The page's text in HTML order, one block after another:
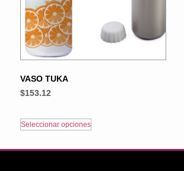
VASO TUKA
$153.12
Seleccionar opciones